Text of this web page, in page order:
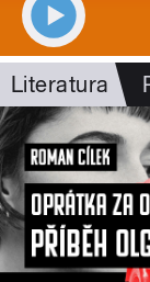
Literatura